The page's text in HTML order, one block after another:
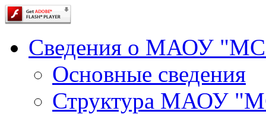
Сведения о МАОУ
Основные сведения
Структура МАОУ